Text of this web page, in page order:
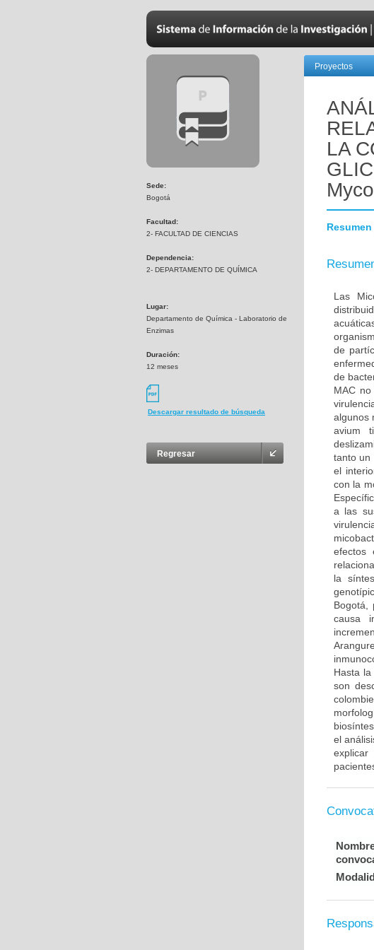
Sede:
Bogotá
Facultad:
2- FACULTAD DE CIENCIAS
Dependencia:
2- DEPARTAMENTO DE QUÍMICA
Lugar:
Departamento de Química - Laboratorio de
Enzimas
Duración:
12 meses
Descargar resultado de búsqueda
Regresar
Proyectos
LA
Resumen
Las
de
de
MAC
algunos
avium
tanto un
el
con la
a las
efectos
la
Bogotá,
causa
Hasta
son
el